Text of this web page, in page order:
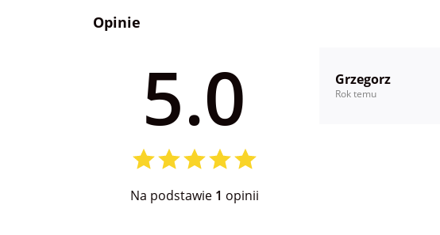
Opinie
5.0
Na podstawie 1 opinii
Grzegorz
Rok temu